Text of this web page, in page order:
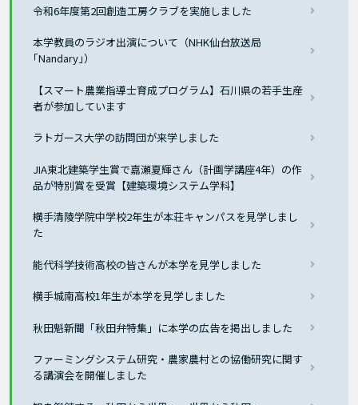
令和6年度第2回創造工房クラブを実施しました
本学教員のラジオ出演について（NHK仙台放送局
｢Nandary｣）
【スマート農業指導士育成プログラム】石川県の若手生産
者が参加しています
ラトガース大学の訪問団が来学しました
JIA東北建築学生賞で嘉瀬夏輝さん（計画学講座4年）の作
品が特別賞を受賞【建築環境システム学科】
横手清陵学院中学校2年生が本荘キャンパスを見学しまし
た
能代科学技術高校の皆さんが本学を見学しました
横手城南高校1年生が本学を見学しました
秋田魁新聞「秋田弁特集」に本学の広告を掲出しました
ファーミングシステム研究・農家農村との協働研究に関す
る講演会を開催しました